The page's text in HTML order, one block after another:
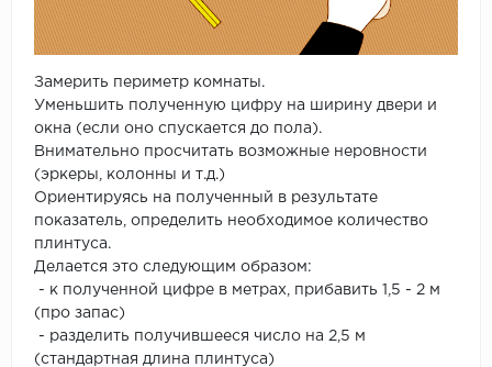
Замерить периметр комнаты.
Уменьшить полученную цифру на ширину двери и
окна (если оно спускается до пола).
Внимательно просчитать возможные неровности
(эркеры, колонны и т.д.)
Ориентируясь на полученный в результате
показатель, определить необходимое количество
плинтуса.
Делается это следующим образом:
- к полученной цифре в метрах, прибавить 1,5 - 2 м
(про запас)
- разделить получившееся число на 2,5 м
(стандартная длина плинтуса)